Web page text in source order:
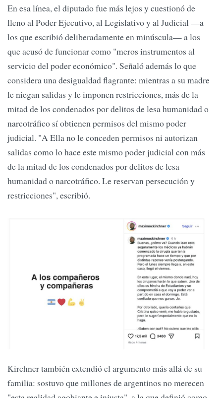
En esa línea, el diputado fue más lejos y cuestionó de
lleno al Poder Ejecutivo, al Legislativo y al Judicial —a
los que escribió deliberadamente en minúscula— a los
que acusó de funcionar como "meros instrumentos al
servicio del poder económico". Señaló además lo que
considera una desigualdad flagrante: mientras a su madre
le niegan salidas y le imponen restricciones, más de la
mitad de los condenados por delitos de lesa humanidad o
narcotráfico sí obtienen permisos del mismo poder
judicial. "A Ella no le conceden permisos ni autorizan
salidas como lo hace este mismo poder judicial con más
de la mitad de los condenados por delitos de lesa
humanidad o narcotráfico. Le reservan persecución y
restricciones", escribió.
Kirchner también extendió el argumento más allá de su
familia: sostuvo que millones de argentinos no merecen